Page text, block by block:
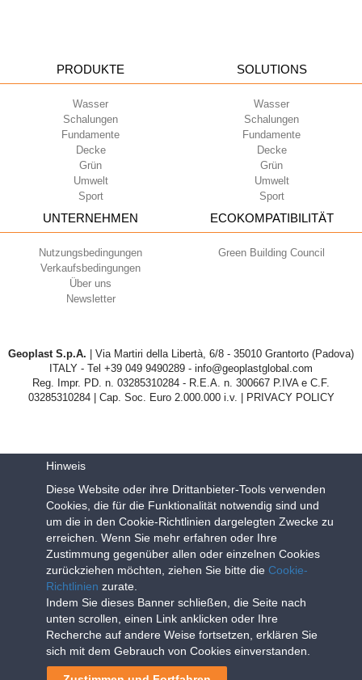
PRODUKTE
Wasser
Schalungen
Fundamente
Decke
Grün
Umwelt
Sport
SOLUTIONS
Wasser
Schalungen
Fundamente
Decke
Grün
Umwelt
Sport
UNTERNEHMEN
Nutzungsbedingungen
Verkaufsbedingungen
Über uns
Newsletter
ECOKOMPATIBILITÄT
Green Building Council
Geoplast S.p.A. | Via Martiri della Libertà, 6/8 - 35010 Grantorto (Padova)
ITALY - Tel +39 049 9490289 - info@geoplastglobal.com
Reg. Impr. PD. n. 03285310284 - R.E.A. n. 300667 P.IVA e C.F.
03285310284 | Cap. Soc. Euro 2.000.000 i.v. |
PRIVACY POLICY
Hinweis
Diese Website oder ihre Drittanbieter-Tools verwenden
Cookies, die für die Funktionalität notwendig sind und
um die in den Cookie-Richtlinien dargelegten Zwecke zu
erreichen. Wenn Sie mehr erfahren oder Ihre
Zustimmung gegenüber allen oder einzelnen Cookies
zurückziehen möchten, ziehen Sie bitte die Cookie-
Richtlinien zurate.
Indem Sie dieses Banner schließen, die Seite nach
unten scrollen, einen Link anklicken oder Ihre
Recherche auf andere Weise fortsetzen, erklären Sie
sich mit dem Gebrauch von Cookies einverstanden.